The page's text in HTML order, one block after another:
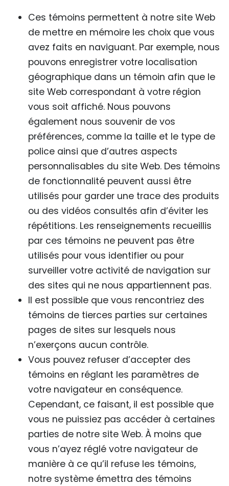
Ces témoins permettent à notre site Web
de mettre en mémoire les choix que vous
avez faits en naviguant. Par exemple, nous
pouvons enregistrer votre localisation
géographique dans un témoin afin que le
site Web correspondant à votre région
vous soit affiché. Nous pouvons
également nous souvenir de vos
préférences, comme la taille et le type de
police ainsi que d’autres aspects
personnalisables du site Web. Des témoins
de fonctionnalité peuvent aussi être
utilisés pour garder une trace des produits
ou des vidéos consultés afin d’éviter les
répétitions. Les renseignements recueillis
par ces témoins ne peuvent pas être
utilisés pour vous identifier ou pour
surveiller votre activité de navigation sur
des sites qui ne nous appartiennent pas.
Il est possible que vous rencontriez des
témoins de tierces parties sur certaines
pages de sites sur lesquels nous
n’exerçons aucun contrôle.
Vous pouvez refuser d’accepter des
témoins en réglant les paramètres de
votre navigateur en conséquence.
Cependant, ce faisant, il est possible que
vous ne puissiez pas accéder à certaines
parties de notre site Web. À moins que
vous n’ayez réglé votre navigateur de
manière à ce qu’il refuse les témoins,
notre système émettra des témoins